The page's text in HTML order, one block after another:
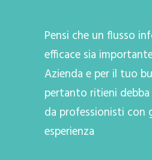
Pensi che un flusso
efficace sia
Azienda e per il tuo
pertanto ritieni
da professionisti con
esperienza